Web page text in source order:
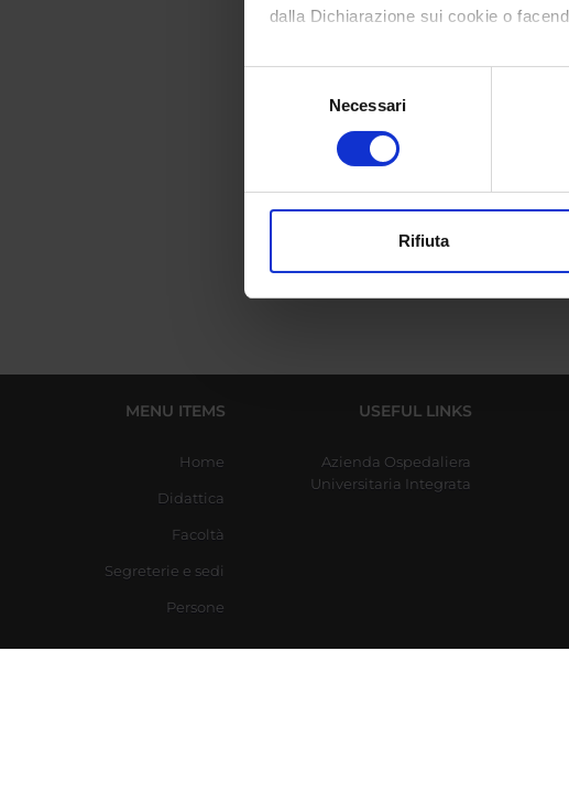
dalla Dichiarazione sui cookie o
Con il tuo consenso, vorremmo anche:
raccogliere informazioni sulla
digitali).
modificare o ritirare il tuo consenso in
Necessari
Rifiuta
MODULES
Modules running
Click on the
MENU ITEMS
Home
Didattica
Facoltà
Segreterie e sedi
Persone
USEFUL LINKS
Azienda Ospedaliera
Universitaria Integrata